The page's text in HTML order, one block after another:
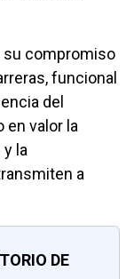
su compromiso
funcional
del
en valor la
la
a
DE